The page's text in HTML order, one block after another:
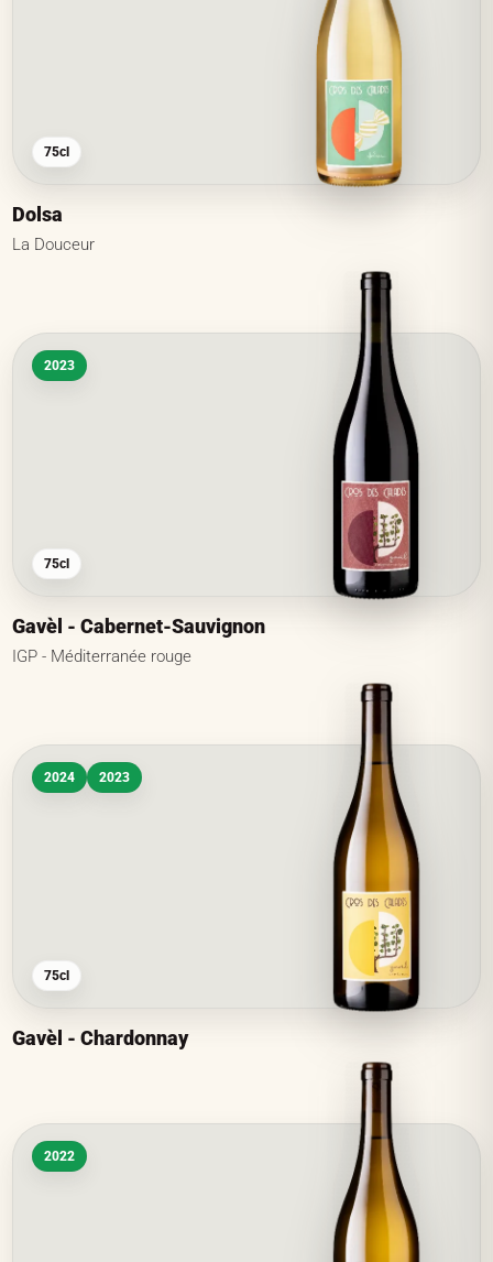
75cl
Dolsa
La Douceur
2023
75cl
Gavèl - Cabernet-Sauvignon
IGP - Méditerranée rouge
2024 2023
75cl
Gavèl - Chardonnay
2022